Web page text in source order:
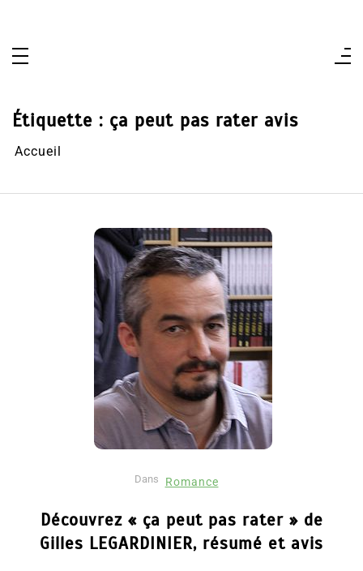
Étiquette : ça peut pas rater avis
Accueil
Dans Romance
Découvrez « ça peut pas rater » de
Gilles LEGARDINIER, résumé et avis